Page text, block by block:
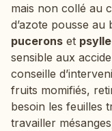
mais non collé au
d’azote pousse au
pucerons et
sensible aux
conseille
fruits momifiés,
besoin les feuilles
travailler